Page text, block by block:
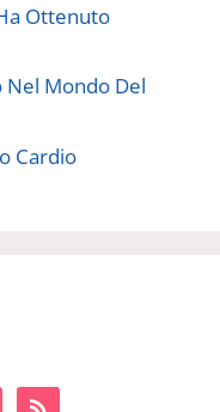
Ottenuto
Nel Mondo Del
Cardio